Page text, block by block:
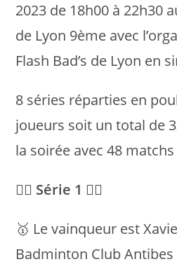
2023 de 18h00 à 22h30
de Lyon 9ème avec
Flash Bad’s de Lyon en
8 séries réparties en
joueurs soit un total de
la soirée avec 48
💁‍♂️ Série 1 💁‍♂️
🥇 Le vainqueur est
Badminton Club Antibes